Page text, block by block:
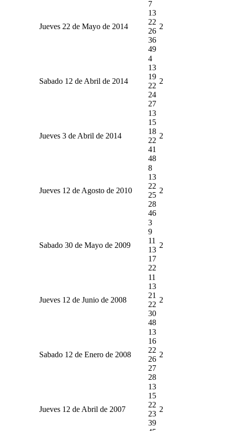
Jueves 22 de Mayo de 2014
7
13
22
26
36
49
2
Sabado 12 de Abril de 2014
4
13
19
22
24
27
2
Jueves 3 de Abril de 2014
13
15
18
22
41
48
2
Jueves 12 de Agosto de 2010
8
13
22
25
28
46
2
Sabado 30 de Mayo de 2009
3
9
11
13
17
22
2
Jueves 12 de Junio de 2008
11
13
21
22
30
48
2
Sabado 12 de Enero de 2008
13
16
22
26
27
28
2
Jueves 12 de Abril de 2007
13
15
22
23
39
2